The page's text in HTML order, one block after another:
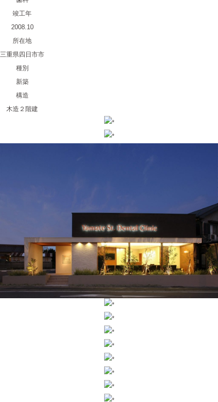
竣工年
2008.10
所在地
三重県四日市市
種別
新築
構造
木造２階建